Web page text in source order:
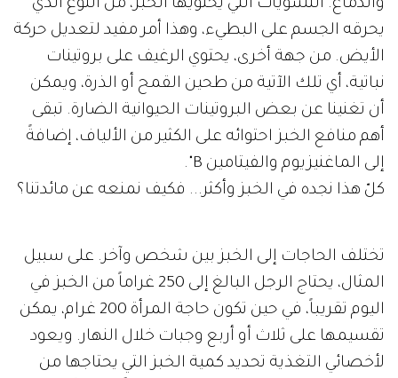
والدماغ. النشويات التي يحتويها الخبز، من النوع الذي
يحرقه الجسم على البطيء، وهذا أمر مفيد لتعديل حركة
الأيض. من جهة أخرى، يحتوي الرغيف على بروتينات
نباتية، أي تلك الآتية من طحين القمح أو الذرة، ويمكن
أن تغنينا عن بعض البروتينات الحيوانية الضارة. تبقى
أهم منافع الخبز احتوائه على الكثير من الألياف، إضافةً
إلى الماغنيزيوم والفيتامين B".
كلّ هذا نجده في الخبز وأكثر... فكيف نمنعه عن مائدتنا؟
تختلف الحاجات إلى الخبز بين شخص وآخر. على سبيل
المثال، يحتاج الرجل البالغ إلى 250 غراماً من الخبز في
اليوم تقريباً، في حين تكون حاجة المرأة 200 غرام، يمكن
تقسيمها على ثلاث أو أربع وجبات خلال النهار. ويعود
لأخصائي التغذية تحديد كمية الخبز التي يحتاجها من